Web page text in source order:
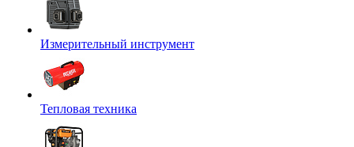
Измерительный инструмент
Тепловая техника